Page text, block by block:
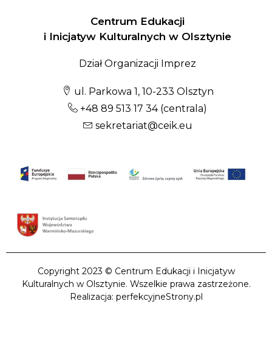
Centrum Edukacji
i Inicjatyw Kulturalnych w Olsztynie
Dział Organizacji Imprez
ul. Parkowa 1, 10-233 Olsztyn
+48 89 513 17 34(centrala)
sekretariat@ceik.eu
Copyright 2023 © Centrum Edukacji i Inicjatyw
Kulturalnych w Olsztynie. Wszelkie prawa zastrzeżone.
Realizacja: perfekcyjneStrony.pl